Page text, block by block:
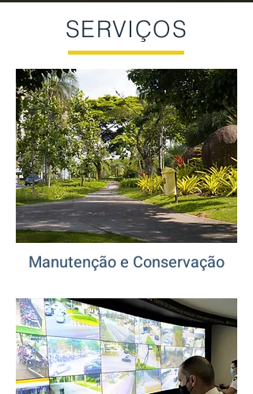
SERVIÇOS
Manutenção e Conservação